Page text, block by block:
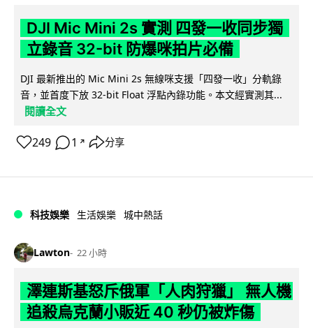
DJI Mic Mini 2s 實測 四發一收同步獨
立錄音 32-bit 防爆咪拍片必備
DJI 最新推出的 Mic Mini 2s 無線咪支援「四發一收」分軌錄
音，並首度下放 32-bit Float 浮點內錄功能。本文經實測其...
閱讀全文
249 1 ↗ 分享
科技娛樂 生活娛樂 城中熱話
Lawton 22 小時
澤連斯基怒斥俄軍「人肉狩獵」 無人機
追殺烏克蘭小販近 40 秒仍被炸傷